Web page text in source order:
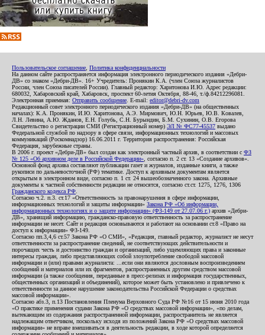
Пользовательское соглашение Политика конфиденциальности
На данном сайте распространяется информация электронного периодического издания «Дебри-
ДВ» со знаком «Дебри-ДВ». 16+ Учредитель: Пронякин К.А. (член Союза журналистов
России, член Союза писателей России). Главный редактор: Харитонова И.Ю. Адрес редакции:
680032, Хабаровский край, Хабаровск, проспект 60-летия Октября, 88-46, т./ф.84212296081.
Электронная приемная: Отправить сообщение . E-mail: editor@debri-dv.com
Редакционный совет электронного периодического издания «Дебри-ДВ» (на общественных
началах): К.А. Пронякин, И.Ю. Харитонова, А.Э. Мирмович, Ю.Н. Юрьев, Ю.В. Ковалев,
Л.Н. Левина, А.Ю. Жданов, Е.Н. Голубь, С.Н. Бурындин, Б.М. Сухинин, О.В. Егорова
Свидетельство о регистрации СМИ (Регистрационный номер) ЭЛ № ФС77-45537 выдано
Федеральной службой по надзору в сфере связи, информационных технологий и массовых
коммуникаций (Роскомнадзор) 16.06.2011 г. Территория распространения: Российская
Федерация, зарубежные страны.
В 2006 г. проект «Дебри-ДВ» был создан как электронный частный архив, в соответствии с ФЗ
№ 125 «Об архивном деле в Российской Федерации» , согласно п. 2 ст. 13 «Создание архивов».
Основной фонд архива составляют публикации газет и журналов, изданные книги, а также
рукописи по дальневосточной (РФ) тематике. Доступ к архивным документам является
открытым в электронном виде, согласно п. 1 ст. 24 вышеобозначенного закона. Архивные
документы к частной собственности редакции не относятся, согласно ст.ст. 1275, 1276, 1306
Гражданского кодекса РФ
Согласно ч.2. п.3. ст.17 «Ответственность за правонарушения в сфере информации,
информационных технологий и защиты информации» Закона РФ «Об информации,
информационных технологиях и о защите информации» (ФЗ-149 от 27.07.06 г.) архив «Дебри-
ДВ», хранящий информацию, гражданско-правовую ответственность за распространение
информации не несет. Сайт и редакция основываются и работают на основании ст.8 «Право на
доступ к информации» ФЗ-149.
Согласно пп.3,4,6 ст.57 Закона РФ «О СМИ», «Редакция, главный редактор, журналист не несут
ответственности за распространение сведений, не соответствующих действительности и
порочащих честь и достоинство граждан и организаций, либо ущемляющих права и законные
интересы граждан, либо представляющих собой злоупотребление свободой массовой
информации и (или) правами журналиста: ...если они являются дословным воспроизведением
сообщений и материалов или их фрагментов, распространенных другим средством массовой
информации (а также сообщения, переданные в пресс-релизах и информация государственных,
общественных организаций и объединений), которое может быть установлено и привлечено к
ответственности за данное нарушение законодательства Российской Федерации о средствах
массовой информации».
Согласно абз.3, п.13 Постановления Пленума Верховного Суда РФ №16 от 15 июня 2010 года
«О практике применения судами Закона РФ «О средствах массовой информации», «по делам,
вытекающим из содержания распространенной информации, распространитель не является
надлежащим ответчиком, поскольку исходя из положений Закона РФ «О средствах массовой
информации» не вправе вмешиваться в деятельность редакции, в ходе которой определяется